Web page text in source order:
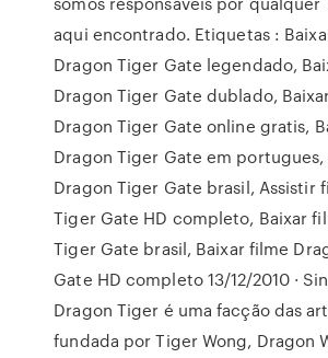
aqui encontrado. Etiquetas :
Dragon Tiger Gate legendado,
Dragon Tiger Gate dublado,
Dragon Tiger Gate online gratis,
Dragon Tiger Gate em
Dragon Tiger Gate brasil, Assistir
Tiger Gate HD completo, Baixar
Tiger Gate brasil, Baixar filme
Gate HD completo 13/12/2010 ·
Dragon Tiger é uma facção das
fundada por Tiger Wong, Dragon